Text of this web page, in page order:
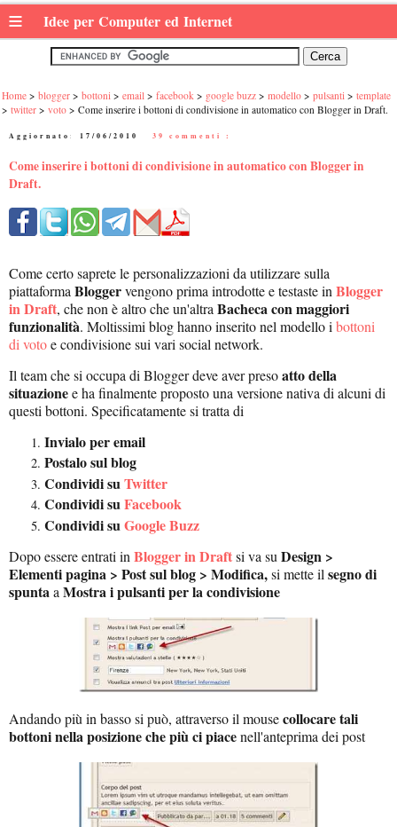
≡ Idee per Computer ed Internet
Home blogger bottoni email facebook google buzz modello pulsanti
template
twitter
voto Come inserire i bottoni di condivisione in automatico con Blogger in Draft.
Aggiornato: 17/06/2010 39 commenti :
Come inserire i bottoni di condivisione in automatico con Blogger in
Draft.
Come certo saprete le personalizzazioni da utilizzare sulla
piattaformaBloggervengono prima introdotte e testaste inBlogger
in Draft, che non è altro che un'altraBacheca con maggiori
funzionalità. Moltissimi blog hanno inserito nel modello ibottoni
di votoe condivisione sui vari social network.
Il team che si occupa di Blogger deve aver presoatto della
situazionee ha finalmente proposto una versione nativa di alcuni di
questi bottoni. Specificatamente si tratta di
Invialo per email
Postalo sul blog
Condividi suTwitter
Condividi suFacebook
Condividi suGoogle Buzz
Dopo essere entrati in Blogger in Draftsi va su Design >
Elementi pagina > Post sul blog > Modifica,si mette il segno di
spuntaa Mostra i pulsanti per la condivisione
Andando più in basso si può, attraverso il mousecollocare tali
bottoni nella posizione che più ci piacenell'anteprima dei post